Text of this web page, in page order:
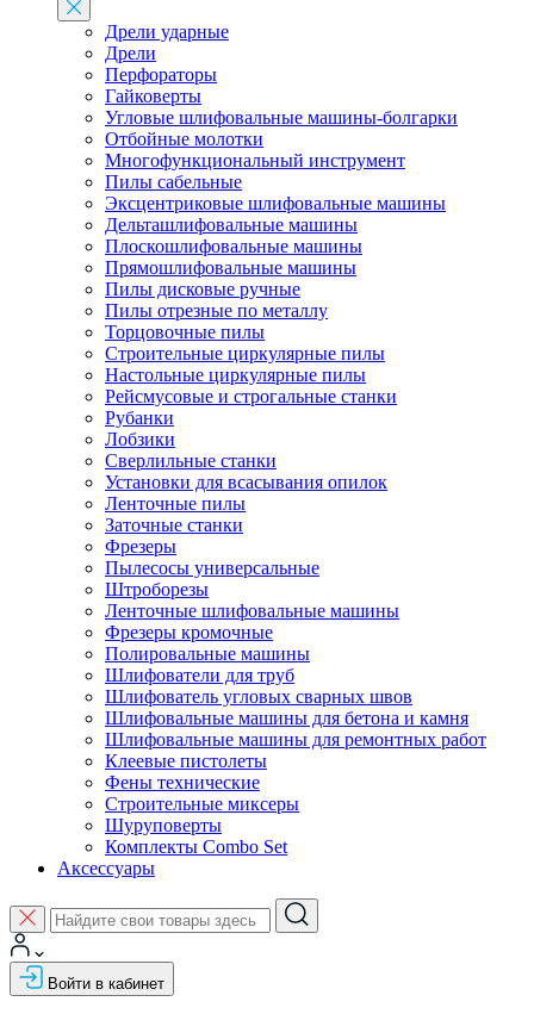
Дрели ударные
Дрели
Перфораторы
Гайковерты
Угловые шлифовальные машины-болгарки
Отбойные молотки
Многофункциональный инструмент
Пилы сабельные
Эксцентриковые шлифовальные машины
Дельташлифовальные машины
Плоскошлифовальные машины
Прямошлифовальные машины
Пилы дисковые ручные
Пилы отрезные по металлу
Торцовочные пилы
Строительные циркулярные пилы
Настольные циркулярные пилы
Рейсмусовые и строгальные станки
Рубанки
Лобзики
Сверлильные станки
Установки для всасывания опилок
Ленточные пилы
Заточные станки
Фрезеры
Пылесосы универсальные
Штроборезы
Ленточные шлифовальные машины
Фрезеры кромочные
Полировальные машины
Шлифователи для труб
Шлифователь угловых сварных швов
Шлифовальные машины для бетона и камня
Шлифовальные машины для ремонтных работ
Клеевые пистолеты
Фены технические
Строительные миксеры
Шуруповерты
Комплекты Combo Set
Аксессуары
Войти в кабинет